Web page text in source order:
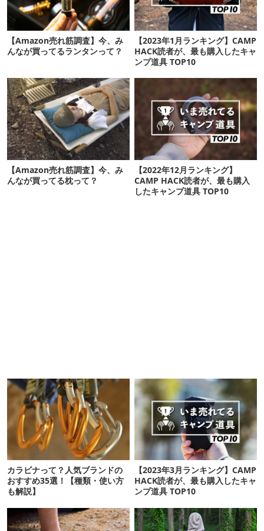
【Amazon売れ筋調査】今、み
んなが買ってるランタンって？
【2023年1月ランキング】CAMP
HACK読者が、最も購入したキャ
ンプ道具 TOP10
【Amazon売れ筋調査】今、み
んなが買ってる枕って？
【2022年12月ランキング】
CAMP HACK読者が、最も購入
したキャンプ道具 TOP10
カラビナって？人気ブランドの
おすすめ35選！【種類・使い方
も解説】
【2023年3月ランキング】CAMP
HACK読者が、最も購入したキャ
ンプ道具 TOP10